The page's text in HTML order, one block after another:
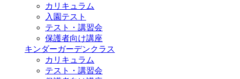
カリキュラム
入園テスト
テスト・講習会
保護者向け講座
キンダーガーデンクラス
カリキュラム
テスト・講習会